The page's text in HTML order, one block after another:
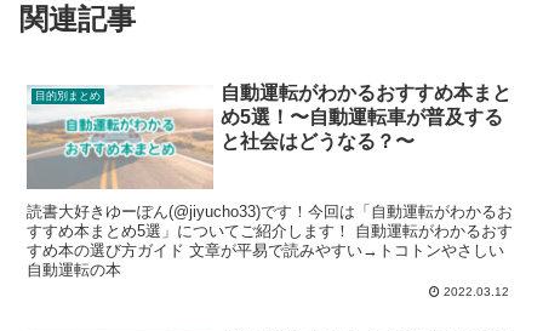
関連記事
目的別まとめ
自動運転がわかるおすすめ本まと
め5選！〜自動運転車が普及する
と社会はどうなる？〜
読書大好きゆーぽん(@jiyucho33)です！今回は「自動運転がわかるお
すすめ本まとめ5選」についてご紹介します！ 自動運転がわかるおす
すめ本の選び方ガイド 文章が平易で読みやすい→トコトンやさしい
自動運転の本
2022.03.12